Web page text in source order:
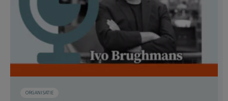
ORGANISATIE